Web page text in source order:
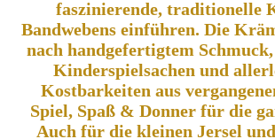
faszinierende, traditionelle
Bandwebens einführen. Die
nach handgefertigtem
Kinderspielsachen und
Kostbarkeiten aus
Spiel, Spaß & Donner für die
Auch für die kleinen Jersel